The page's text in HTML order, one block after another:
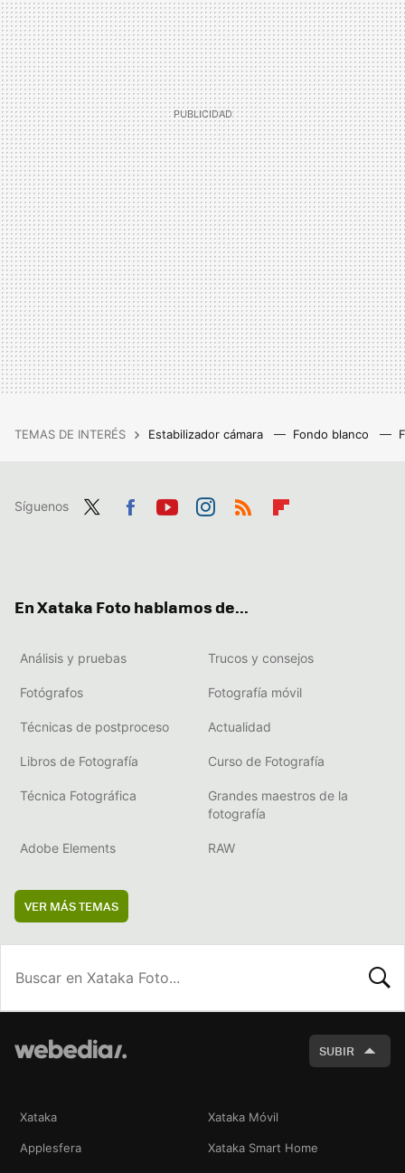
TEMAS DE INTERÉS Estabilizador cámara Fondo blanco
Síguenos
En Xataka Foto hablamos de...
Análisis y pruebas Trucos y consejos
Fotógrafos Fotografía móvil
Técnicas de postproceso Actualidad
Libros de Fotografía Curso de Fotografía
Técnica Fotográfica
Grandes maestros de la
fotografía
Adobe Elements RAW
VER MÁS TEMAS
SUBIR
Xataka Xataka Móvil
Applesfera Xataka Smart Home